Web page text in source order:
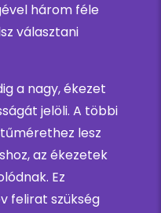
három féle
választani
a nagy, ékezet
jelöli. A többi
lesz
az ékezetek
Ez
felirat szükség